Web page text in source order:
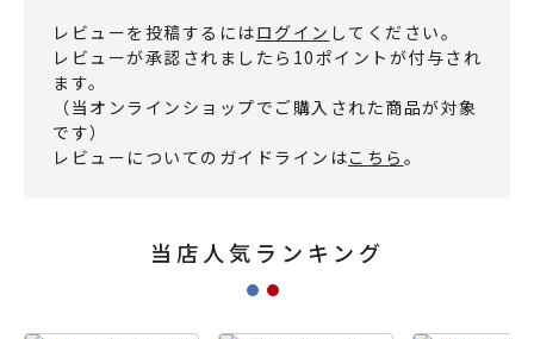
レビューを投稿するにはログイン してください。
レビューが承認されましたら10ポイントが付与され
ます。
（当オンラインショップでご購入された商品が対象
です）
レビューについてのガイドラインはこちら 。
当店人気ランキング